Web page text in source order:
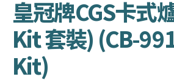
皇冠牌CGS卡式
Kit 套裝) (CB-
Kit)